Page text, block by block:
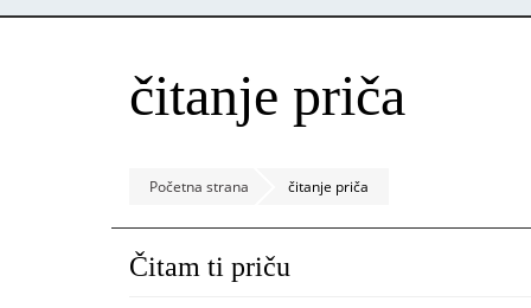
čitanje priča
Početna strana čitanje priča
Čitam ti priču